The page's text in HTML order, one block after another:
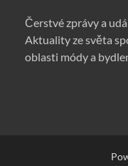
Čerstvé zprávy a
Aktuality ze světa
oblasti módy a